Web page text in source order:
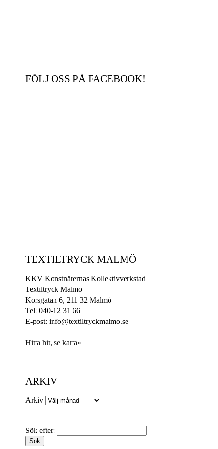
FÖLJ OSS PÅ FACEBOOK!
TEXTILTRYCK MALMÖ
KKV Konstnärernas Kollektivverkstad
Textiltryck Malmö
Korsgatan 6, 211 32 Malmö
Tel: 040-12 31 66
E-post: info@textiltryckmalmo.se
Hitta hit, se karta»
ARKIV
Arkiv
Sök efter: